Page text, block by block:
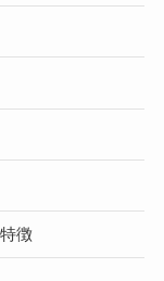
徴